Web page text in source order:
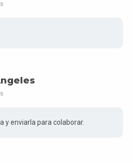
y enviarla para colaborar.